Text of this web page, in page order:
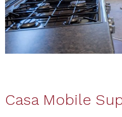
Casa Mobile